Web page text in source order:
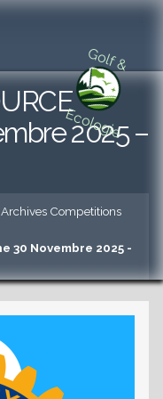
Golf &
Ecologie
Archives Competitions
30 Novembre 2025 -
2025 –